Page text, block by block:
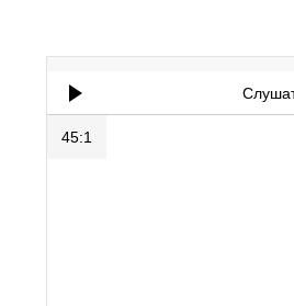
45:1